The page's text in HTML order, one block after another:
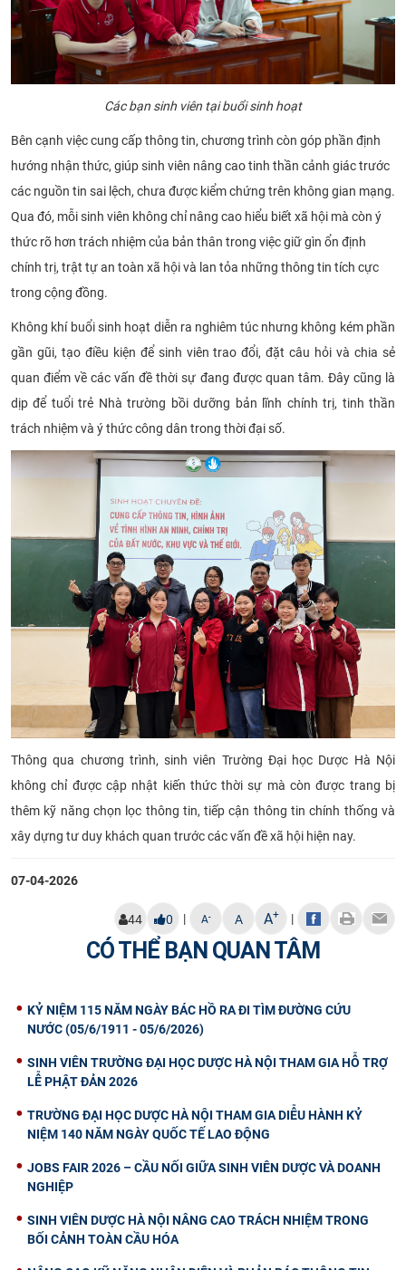
Các bạn sinh viên tại buổi sinh hoạt
Bên cạnh việc cung cấp thông tin, chương trình còn góp phần định
hướng nhận thức, giúp sinh viên nâng cao tinh thần cảnh giác trước
các nguồn tin sai lệch, chưa được kiểm chứng trên không gian mạng.
Qua đó, mỗi sinh viên không chỉ nâng cao hiểu biết xã hội mà còn ý
thức rõ hơn trách nhiệm của bản thân trong việc giữ gìn ổn định
chính trị, trật tự an toàn xã hội và lan tỏa những thông tin tích cực
trong cộng đồng.
Không khí buổi sinh hoạt diễn ra nghiêm túc nhưng không kém phần
gần gũi, tạo điều kiện để sinh viên trao đổi, đặt câu hỏi và chia sẻ
quan điểm về các vấn đề thời sự đang được quan tâm. Đây cũng là
dịp để tuổi trẻ Nhà trường bồi dưỡng bản lĩnh chính trị, tinh thần
trách nhiệm và ý thức công dân trong thời đại số.
Thông qua chương trình, sinh viên Trường Đại học Dược Hà Nội
không chỉ được cập nhật kiến thức thời sự mà còn được trang bị
thêm kỹ năng chọn lọc thông tin, tiếp cận thông tin chính thống và
xây dựng tư duy khách quan trước các vấn đề xã hội hiện nay.
07-04-2026
44 0 | A- A A+ |
CÓ THỂ BẠN QUAN TÂM
KỶ NIỆM 115 NĂM NGÀY BÁC HỒ RA ĐI TÌM ĐƯỜNG CỨU
NƯỚC (05/6/1911 - 05/6/2026)
SINH VIÊN TRƯỜNG ĐẠI HỌC DƯỢC HÀ NỘI THAM GIA HỖ TRỢ
LỄ PHẬT ĐẢN 2026
TRƯỜNG ĐẠI HỌC DƯỢC HÀ NỘI THAM GIA DIỄU HÀNH KỶ
NIỆM 140 NĂM NGÀY QUỐC TẾ LAO ĐỘNG
JOBS FAIR 2026 – CẦU NỐI GIỮA SINH VIÊN DƯỢC VÀ DOANH
NGHIỆP
SINH VIÊN DƯỢC HÀ NỘI NÂNG CAO TRÁCH NHIỆM TRONG
BỐI CẢNH TOÀN CẦU HÓA